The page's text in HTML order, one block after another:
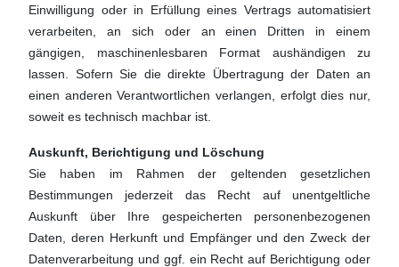
Einwilligung oder in Erfüllung eines Vertrags automatisiert
verarbeiten, an sich oder an einen Dritten in einem
gängigen, maschinenlesbaren Format aushändigen zu
lassen. Sofern Sie die direkte Übertragung der Daten an
einen anderen Verantwortlichen verlangen, erfolgt dies nur,
soweit es technisch machbar ist.
Auskunft, Berichtigung und Löschung
Sie haben im Rahmen der geltenden gesetzlichen
Bestimmungen jederzeit das Recht auf unentgeltliche
Auskunft über Ihre gespeicherten personenbezogenen
Daten, deren Herkunft und Empfänger und den Zweck der
Datenverarbeitung und ggf. ein Recht auf Berichtigung oder